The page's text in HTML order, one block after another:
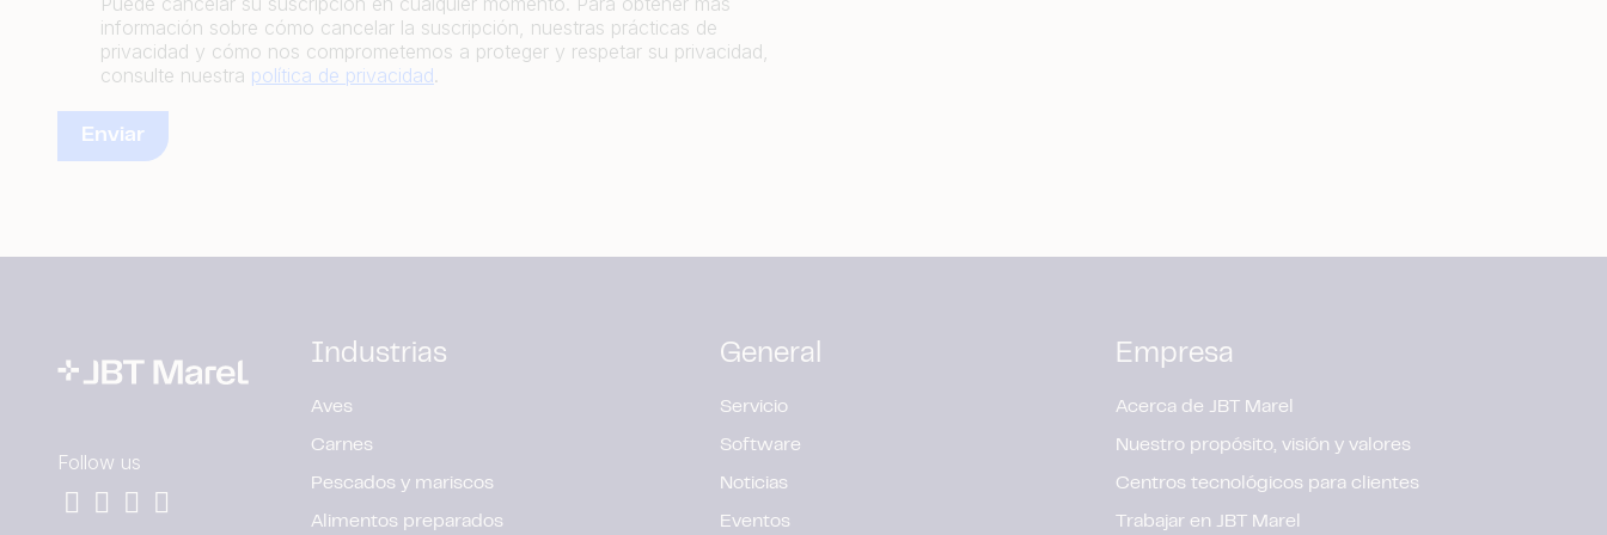
información sobre cómo cancelar la suscripción, nuestras prácticas de
privacidad y cómo nos comprometemos a proteger y respetar su privacidad,
consulte nuestra política de privacidad.
Follow us
Industrias
Aves
Carnes
Pescados y mariscos
Alimentos preparados
General
Servicio
Software
Noticias
Eventos
Empresa
Acerca de JBT Marel
Nuestro propósito, visión y valores
Centros tecnológicos para clientes
Trabajar en JBT Marel